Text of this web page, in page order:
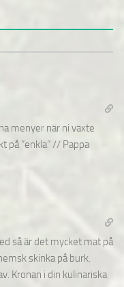
menyer när ni växte
på ”enkla” // Pappa
så är det mycket mat på
skinka på burk.
Kronan i din kulinariska